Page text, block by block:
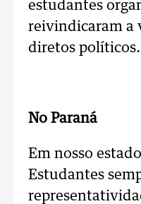
estudantes
reivindicaram a
diretos políticos.
No Paraná
Em nosso
Estudantes